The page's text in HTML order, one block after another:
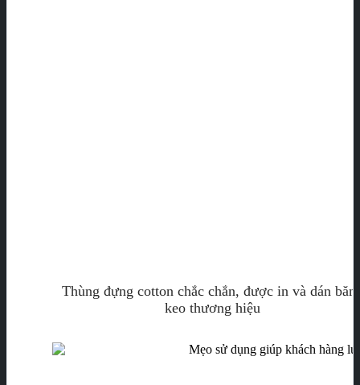
Thùng đựng cotton chắc chắn, được in và dán
keo thương hiệu